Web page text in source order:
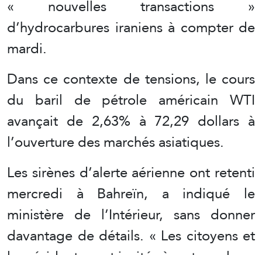
« nouvelles transactions »
d’hydrocarbures iraniens à compter de
mardi.
Dans ce contexte de tensions, le cours
du baril de pétrole américain WTI
avançait de 2,63% à 72,29 dollars à
l’ouverture des marchés asiatiques.
Les sirènes d’alerte aérienne ont retenti
mercredi à Bahreïn, a indiqué le
ministère de l’Intérieur, sans donner
davantage de détails. « Les citoyens et